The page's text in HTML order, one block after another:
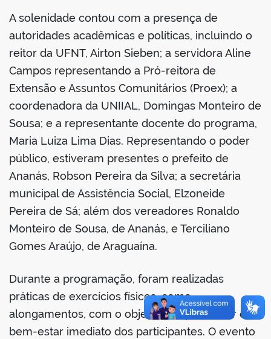
A solenidade contou com a presença de
autoridades acadêmicas e políticas, incluindo o
reitor da UFNT, Airton Sieben; a servidora Aline
Campos representando a Pró-reitora de
Extensão e Assuntos Comunitários (Proex); a
coordenadora da UNIIAL, Domingas Monteiro de
Sousa; e a representante docente do programa,
Maria Luiza Lima Dias. Representando o poder
público, estiveram presentes o prefeito de
Ananás, Robson Pereira da Silva; a secretária
municipal de Assistência Social, Elzoneide
Pereira de Sá; além dos vereadores Ronaldo
Monteiro de Sousa, de Ananás, e Terciliano
Gomes Araújo, de Araguaína.
Durante a programação, foram realizadas
práticas de exercícios físicos, como
alongamentos, com o objetivo de promover o
bem-estar imediato dos participantes. O evento